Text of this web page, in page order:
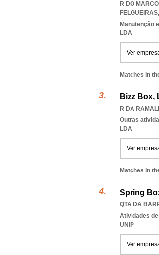
R DO
FELGUEIRAS,
Manutenção
LDA
Ver
Matches in
Bizz Box,
R DA
Outras
LDA
Ver
Matches in
Spring
QTA DA
Atividades
UNIP
Ver